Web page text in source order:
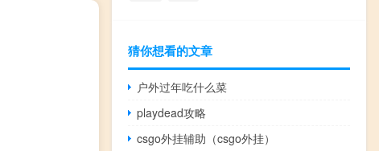
猜你想看的文章
户外过年吃什么菜
playdead攻略
csgo外挂辅助（csgo外挂）